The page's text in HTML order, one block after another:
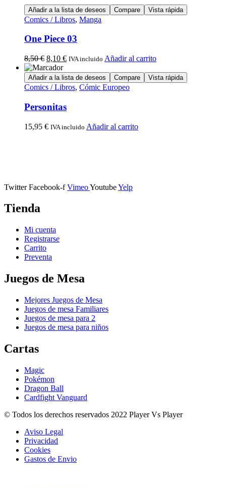
Añadir a la lista de deseos Compare Vista rápida
Comics / Libros, Manga
One Piece 03
8,50€ 8,10 € IVA incluido Añadir al carrito
Añadir a la lista de deseos Compare Vista rápida
Comics / Libros, Cómic Europeo
Personitas
15,95 € IVA incluido Añadir al carrito
Twitter Facebook-f VimeoYoutubeYelp
Tienda
Mi cuenta
Registrarse
Carrito
Preventa
Juegos de Mesa
Mejores Juegos de Mesa
Juegos de mesa Familiares
Juegos de mesa para 2
Juegos de mesa para niños
Cartas
Magic
Pokémon
Dragon Ball
Cardfight Vanguard
© Todos los derechos reservados 2022 Player Vs Player
Aviso Legal
Privacidad
Cookies
Gastos de Envio